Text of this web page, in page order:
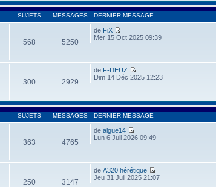
SUJETS MESSAGES DERNIER MESSAGE
568 5250
de FiX
Mer 15 Oct 2025 09:39
300 2929
de F-DEUZ
Dim 14 Déc 2025 12:23
SUJETS MESSAGES DERNIER MESSAGE
363 4765
de algue14
Lun 6 Juil 2026 09:49
250 3147
de A320 hérétique
Jeu 31 Juil 2025 21:07